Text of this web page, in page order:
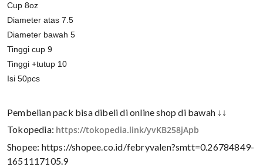
Cup 8oz
Diameter atas 7.5
Diameter bawah 5
Tinggi cup 9
Tinggi +tutup 10
Isi 50pcs
Pembelian pack bisa dibeli di online shop di bawah ↓↓
Tokopedia: https://tokopedia.link/yvKB258jApb
Shopee: https://shopee.co.id/febryvalen?smtt=0.26784849-
1651117105.9